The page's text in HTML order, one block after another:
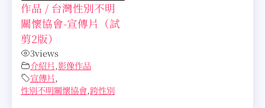
作品 / 台灣性別不明
關懷協會-宣傳片（試
剪2版）
3views
介紹片,影像作品
宣傳片,
性別不明關懷協會,跨性別